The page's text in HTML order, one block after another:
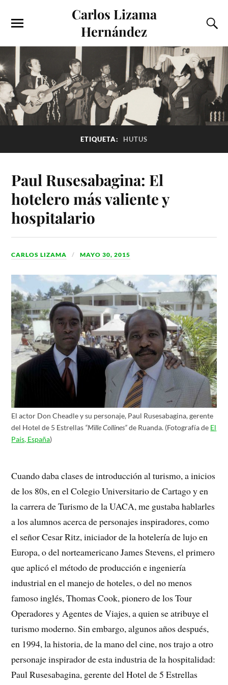
Carlos Lizama
Hernández
ETIQUETA: HUTUS
Paul Rusesabagina: El
hotelero más valiente y
hospitalario
CARLOS LIZAMA MAYO 30, 2015
El actor Don Cheadle y su personaje, Paul Rusesabagina, gerente
del Hotel de 5 Estrellas “Mille Collines”de Ruanda. (Fotografía de El
País, España)
Cuando daba clases de introducción al turismo, a inicios
de los 80s, en el Colegio Universitario de Cartago y en
la carrera de Turismo de la UACA, me gustaba hablarles
a los alumnos acerca de personajes inspiradores, como
el señor Cesar Ritz, iniciador de la hotelería de lujo en
Europa, o del norteamericano James Stevens, el primero
que aplicó el método de producción e ingeniería
industrial en el manejo de hoteles, o del no menos
famoso inglés, Thomas Cook, pionero de los Tour
Operadores y Agentes de Viajes, a quien se atribuye el
turismo moderno. Sin embargo, algunos años después,
en 1994, la historia, de la mano del cine, nos trajo a otro
personaje inspirador de esta industria de la hospitalidad:
Paul Rusesabagina, gerente del Hotel de 5 Estrellas